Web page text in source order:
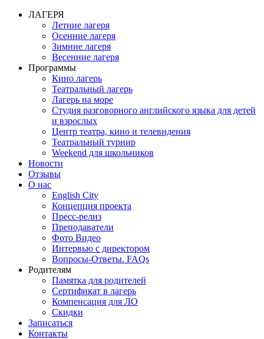
ЛАГЕРЯ
Летние лагеря
Осенние лагеря
Зимние лагеря
Весенние лагеря
Программы
Кино лагерь
Театральный лагерь
Лагерь на море
Студия разговорного английского языка для детей
и взрослых
Центр театра, кино и телевидения
Театральный турнир
Weekend для школьников
Новости
Отзывы
О нас
English City
Концепция проекта
Пресс-релиз
Преподаватели
Фото Видео
Интервью с директором
Вопросы-Ответы. FAQs
Родителям
Памятка для родителей
Сертификат в лагерь
Компенсация для ЛО
Скидки
Записаться
Контакты